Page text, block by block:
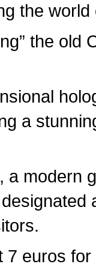
of
a
a modern
euros